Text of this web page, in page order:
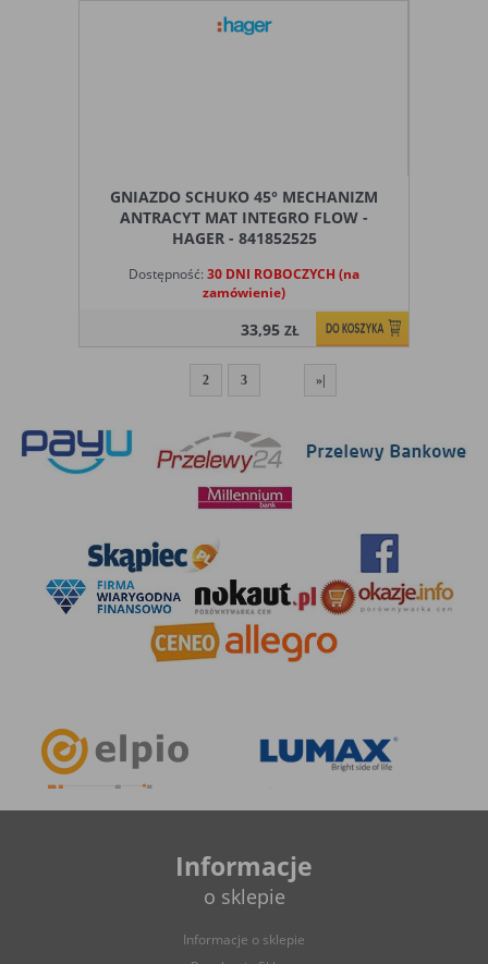
GNIAZDO SCHUKO 45° MECHANIZM
ANTRACYT MAT INTEGRO FLOW -
HAGER - 841852525
Dostępność: 30 DNI ROBOCZYCH (na
zamówienie)
33,95ZŁ
2 3 »|
Informacje
o sklepie
Informacje o sklepie